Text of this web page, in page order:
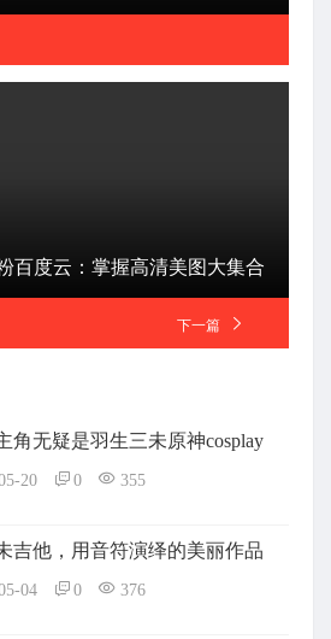
百度云：掌握高清美图大集合
下一篇
角无疑是羽生三未原神cosplay
20 0 355
吉他，用音符演绎的美丽作品
04 0 376